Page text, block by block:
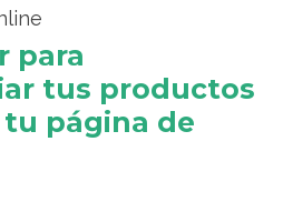
para
tus productos
página de